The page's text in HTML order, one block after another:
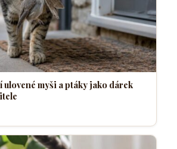
ulovené myši a ptáky jako dárek